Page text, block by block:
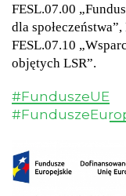
FESL.07.00
dla społeczeństwa”,
FESL.07.10
objętych LSR”.
#FunduszeUE